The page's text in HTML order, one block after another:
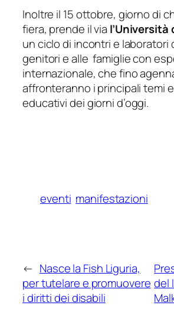
Inoltre il 15 ottobre, giorno di
fiera, prende il via l’Università
un ciclo di incontri e laboratori
genitori e alle famiglie con
internazionale, che fino
affronteranno i principali temi
educativi dei giorni d’oggi.
eventi manifestazioni
← Nasce la Fish Liguria,
per tutelare e promuovere
i diritti dei disabili
del